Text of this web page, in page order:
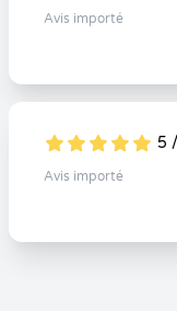
Avis importé
5
1
5
0 5
Avis importé